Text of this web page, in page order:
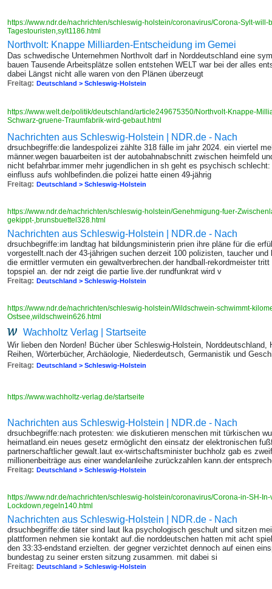
https://www.ndr.de/nachrichten/schleswig-holstein/coronavirus/Corona-Sylt-
Tagestouristen,sylt1186.html
Northvolt: Knappe Milliarden-Entscheidung im Gemei
Das schwedische Unternehmen Northvolt darf in Norddeutschland eine
bauen Tausende Arbeitsplätze sollen entstehen WELT war bei der alles
dabei Längst nicht alle waren von den Plänen überzeugt
Freitag: Deutschland > Schleswig-Holstein
https://www.welt.de/politik/deutschland/article249675350/Northvolt-Knappe-
Schwarz-gruene-Traumfabrik-wird-gebaut.html
Nachrichten aus Schleswig-Holstein | NDR.de - Nach
drsuchbegriffe:die landespolizei zählte 318 fälle im jahr 2024. ein viertel
männer.wegen bauarbeiten ist der autobahnabschnitt zwischen heimfeld
nicht befahrbar.immer mehr jugendlichen in sh geht es psychisch
einfluss aufs wohlbefinden.die polizei hatte einen 49-jährig
Freitag: Deutschland > Schleswig-Holstein
https://www.ndr.de/nachrichten/schleswig-holstein/Genehmigung-fuer-
gekippt-,brunsbuettel328.html
Nachrichten aus Schleswig-Holstein | NDR.de - Nach
drsuchbegriffe:im landtag hat bildungsministerin prien ihre pläne für die
vorgestellt.nach der 43-jährigen suchen derzeit 100 polizisten, taucher
die ermittler vermuten ein gewaltverbrechen.der handball-rekordmeister
topspiel an. der ndr zeigt die partie live.der rundfunkrat wird v
Freitag: Deutschland > Schleswig-Holstein
https://www.ndr.de/nachrichten/schleswig-holstein/Wildschwein-schwimmt-
Ostsee,wildschwein626.html
Wachholtz Verlag | Startseite
Wir lieben den Norden! Bücher über Schleswig-Holstein,
Reihen, Wörterbücher, Archäologie, Niederdeutsch, Germanistik und
Freitag: Deutschland > Schleswig-Holstein
https://www.wachholtz-verlag.de/startseite
Nachrichten aus Schleswig-Holstein | NDR.de - Nach
drsuchbegriffe:nach protesten: wie diskutieren menschen mit türkischen
heimatland.ein neues gesetz ermöglicht den einsatz der elektronischen
partnerschaftlicher gewalt.laut ex-wirtschaftsminister buchholz gab es
millionenbeiträge aus einer wandelanleihe zurückzahlen kann.der
Freitag: Deutschland > Schleswig-Holstein
https://www.ndr.de/nachrichten/schleswig-holstein/coronavirus/Corona-in-SH-
Lockdown,regeln140.html
Nachrichten aus Schleswig-Holstein | NDR.de - Nach
drsuchbegriffe:die täter sind laut lka psychologisch geschult und sitzen
plattformen nehmen sie kontakt auf.die norddeutschen hatten mit acht
den 33:33-endstand erzielten. der gegner verzichtet dennoch auf einen
bundestag zu seiner ersten sitzung zusammen. mit dabei si
Freitag: Deutschland > Schleswig-Holstein